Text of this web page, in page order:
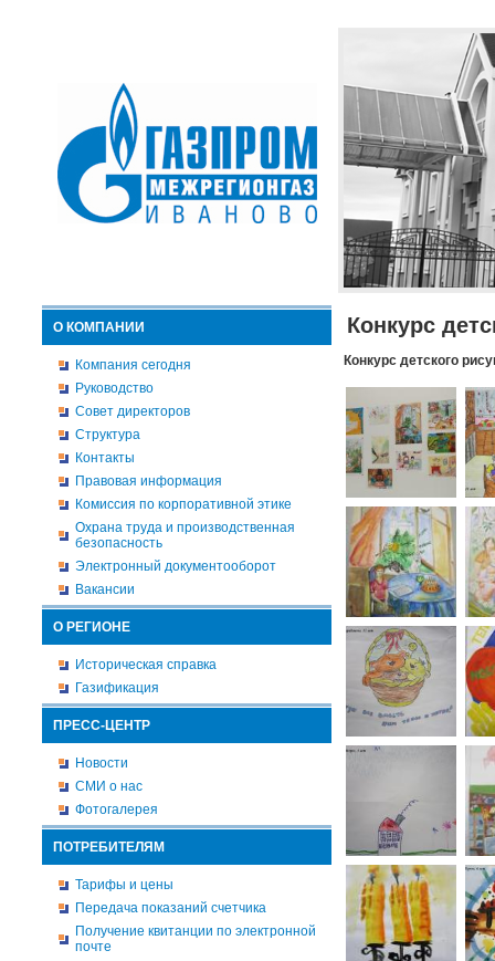
О КОМПАНИИ
Компания сегодня
Руководство
Совет директоров
Структура
Контакты
Правовая информация
Комиссия по корпоративной этике
Охрана труда и производственная
безопасность
Электронный документооборот
Вакансии
О РЕГИОНЕ
Историческая справка
Газификация
ПРЕСС-ЦЕНТР
Новости
СМИ о нас
Фотогалерея
ПОТРЕБИТЕЛЯМ
Тарифы и цены
Передача показаний счетчика
Получение квитанции по электронной
почте
Конкурс
Конкурс детского